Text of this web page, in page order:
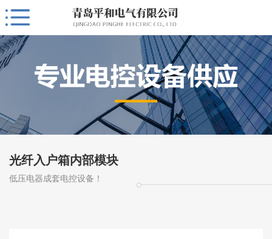
光纤入户箱内部模块
低压电器成套电控设备！